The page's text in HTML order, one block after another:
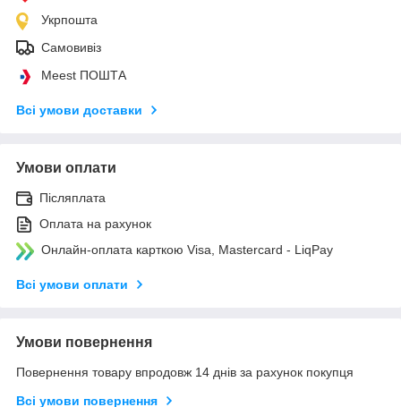
Укрпошта
Самовивіз
Meest ПОШТА
Всі умови доставки
Умови оплати
Післяплата
Оплата на рахунок
Онлайн-оплата карткою Visa, Mastercard - LiqPay
Всі умови оплати
Умови повернення
Повернення товару впродовж 14 днів за рахунок покупця
Всі умови повернення